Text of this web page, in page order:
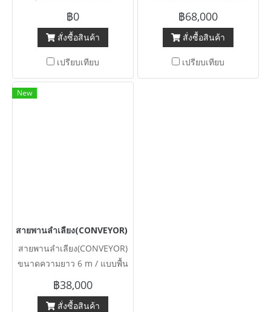
อุตสาหกรรมโรงงานยาง)
โครงสร้างแข็งแรง ระบบเกียร์
ขับเคลื่อนมีเบรคในตัว / ไฟ
380V
฿0
สั่งซื้อสินค้า
เปรียบเทียบ
หน้ากว้าง 76 cm (30”) เป็น
แบบพื้นเรียบ / มีไฮดรอลิคยก
ปรับระดับความสูง/ต่ำได้
มอเตอร์ 5 HP 220V ใช้ไฟบ้าน
฿68,000
สั่งซื้อสินค้า
เปรียบเทียบ
New
สายพานลำเลียง(CONVEYOR) ขนาดความยาว 6 m / แบบพื้นเรียบ
สายพานลำเลียง(CONVEYOR)
ขนาดความยาว 6 m / แบบพื้น
เรียบ หน้ากว้าง 40 cm / ระบบ
ไฟ 380V พร้อมใช้งาน
฿38,000
สั่งซื้อสินค้า